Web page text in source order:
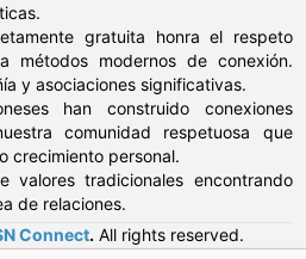
gratuita honra el respeto
métodos modernos de conexión.
y asociaciones significativas.
han construido conexiones
comunidad respetuosa que
crecimiento personal.
valores tradicionales encontrando
de relaciones.
Connect. All rights reserved.